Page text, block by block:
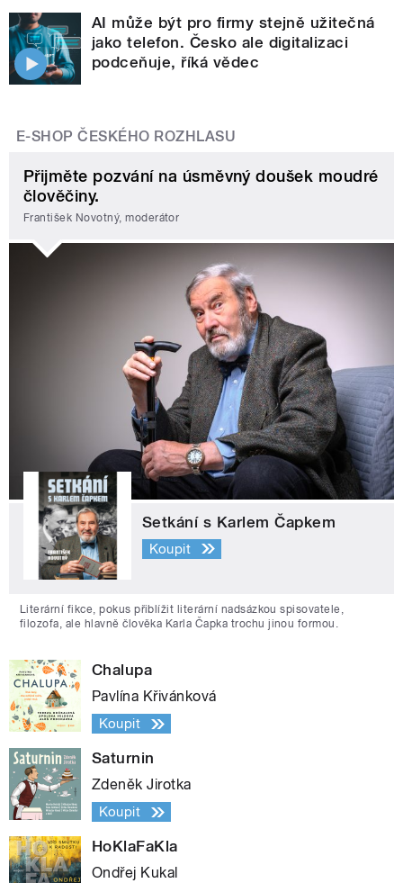
AI může být pro firmy stejně užitečná
jako telefon. Česko ale digitalizaci
podceňuje, říká vědec
E-SHOP ČESKÉHO ROZHLASU
Přijměte pozvání na úsměvný doušek moudré
člověčiny.
František Novotný, moderátor
Setkání s Karlem Čapkem
Koupit
Literární fikce, pokus přiblížit literární nadsázkou spisovatele,
filozofa, ale hlavně člověka Karla Čapka trochu jinou formou.
Chalupa
Pavlína Křivánková
Koupit
Saturnin
Zdeněk Jirotka
Koupit
HoKlaFaKla
Ondřej Kukal